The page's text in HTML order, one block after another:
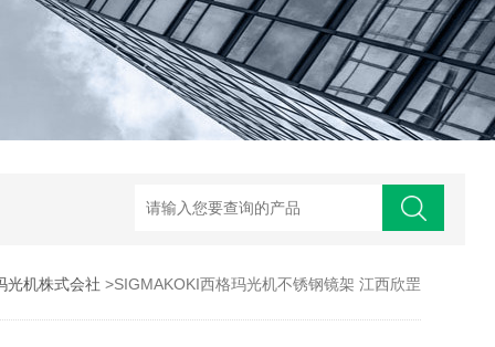
光机株式会社 >SIGMAKOKI西格玛光机不锈钢镜架 江西欣罡